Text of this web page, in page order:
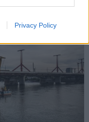
Privacy Policy